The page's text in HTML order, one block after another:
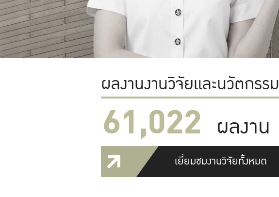
ผลงานงานวิจัยและนวัตกรรม
61,022 ผลงาน
เยี่ยมชมงานวิจัยทั้งหมด